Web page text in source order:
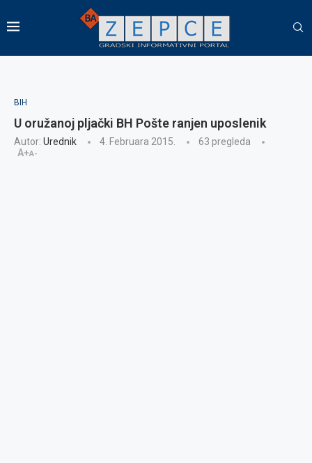
BIH
U oružanoj pljački BH Pošte ranjen uposlenik
Autor: Urednik 4. Februara 2015. 63 pregleda
A+A-